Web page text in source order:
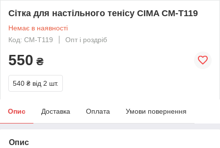
Сітка для настільного тенісу CIMA CM-T119
Немає в наявності
Код: CM-T119
Опт і роздріб
550 ₴
540 ₴ від 2 шт.
Опис Доставка Оплата Умови повернення
Опис